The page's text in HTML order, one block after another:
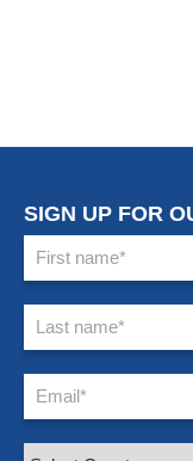
SIGN UP FOR